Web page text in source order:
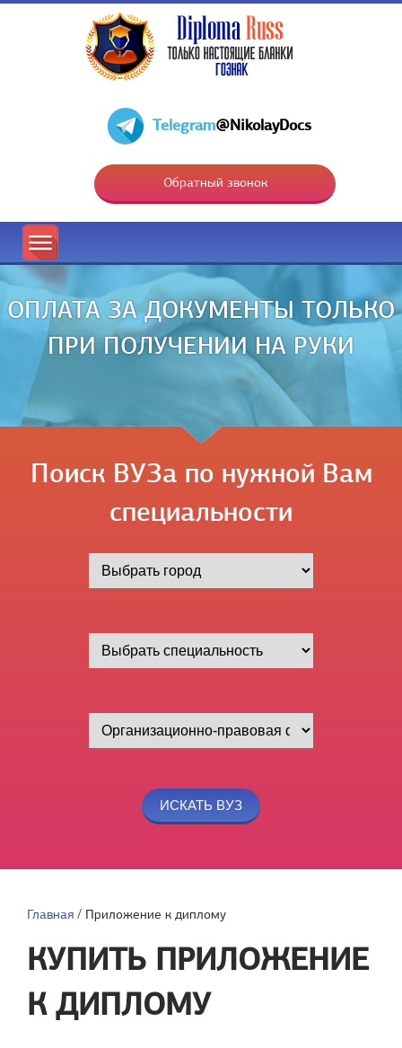
Telegram@NikolayDocs
Обратный звонок
ОПЛАТА ЗА ДОКУМЕНТЫ ТОЛЬКО
ПРИ ПОЛУЧЕНИИ НА РУКИ
Поиск ВУЗа по нужной Вам
специальности
Главная / Приложение к диплому
КУПИТЬ ПРИЛОЖЕНИЕ
К ДИПЛОМУ